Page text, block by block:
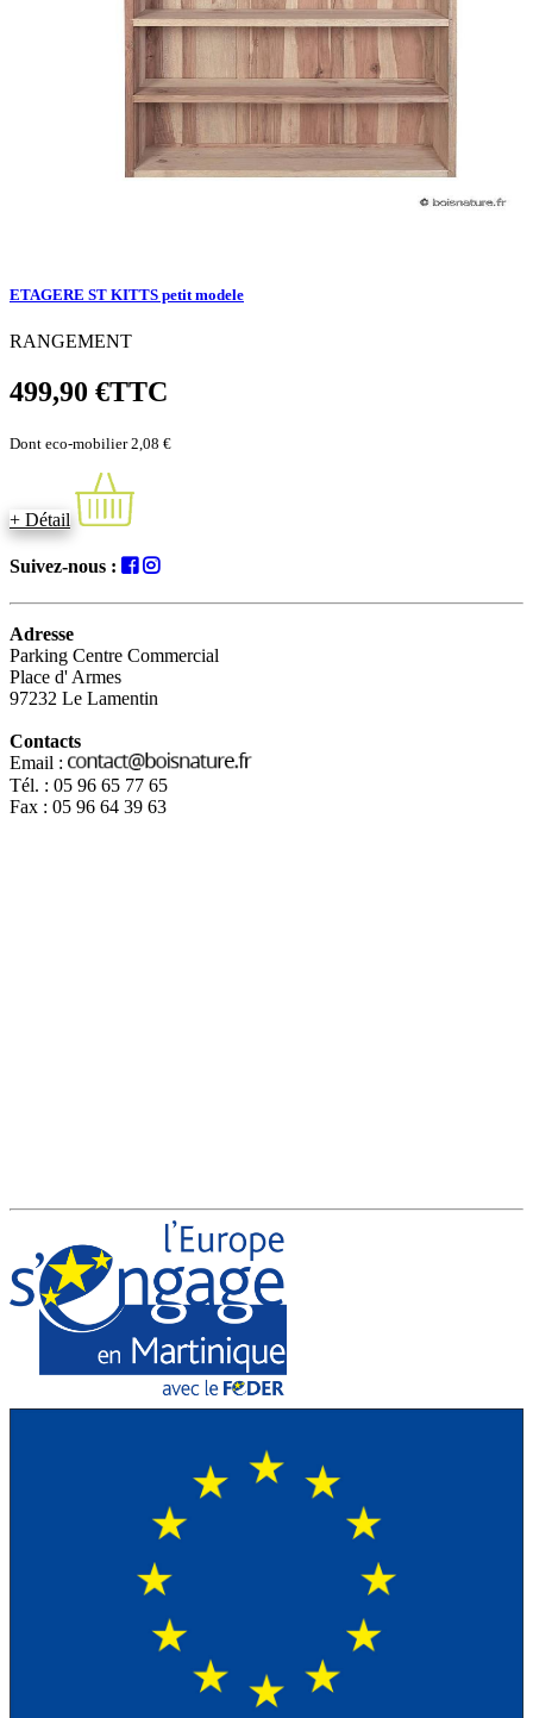
ETAGERE ST KITTS petit modele
RANGEMENT
499,90 €TTC
Dont eco-mobilier 2,08 €
+ Détail
Suivez-nous :
Adresse
Parking Centre Commercial
Place d' Armes
97232 Le Lamentin
Contacts
Email :
Tél. : 05 96 65 77 65
Fax : 05 96 64 39 63